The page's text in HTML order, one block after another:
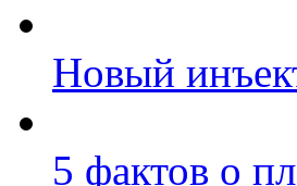
Новый
5 фактов о